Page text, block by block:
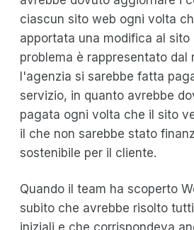
ciascun sito web ogni volta
apportata una modifica al sito
problema è rappresentato dal
l'agenzia si sarebbe fatta
servizio, in quanto avrebbe
pagata ogni volta che il sito
il che non sarebbe stato
sostenibile per il cliente.
Quando il team ha scoperto
subito che avrebbe risolto